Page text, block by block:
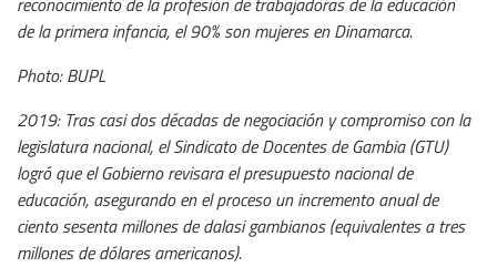
de la primera infancia, el 90% son mujeres en Dinamarca.
Photo: BUPL
2019: Tras casi dos décadas de negociación y compromiso con la
legislatura nacional, el Sindicato de Docentes de Gambia (GTU)
logró que el Gobierno revisara el presupuesto nacional de
educación, asegurando en el proceso un incremento anual de
ciento sesenta millones de dalasi gambianos (equivalentes a tres
millones de dólares americanos).